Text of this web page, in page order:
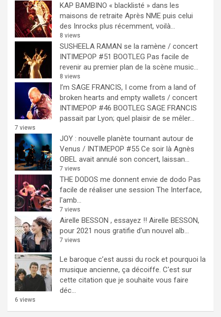
KAP BAMBINO « blacklisté » dans les
maisons de retraite Après NME puis celui
des Inrocks plus récemment, voilà...
8 views
SUSHEELA RAMAN se la ramène / concert
INTIMEPOP #51 BOOTLEG Pas facile de
revenir au premier plan de la scène music...
8 views
I’m SAGE FRANCIS, I come from a land of
broken hearts and empty wallets / concert
INTIMEPOP #46 BOOTLEG SAGE FRANCIS
passait par Lyon; quel plaisir de se mêler...
7 views
JOY : nouvelle planète tournant autour de
Venus / INTIMEPOP #55 Ce soir là Agnès
OBEL avait annulé son concert, laissan...
7 views
THE DODOS me donnent envie de dodo Pas
facile de réaliser une session The Interface,
l'amb...
7 views
Airelle BESSON , essayez !! Airelle BESSON,
pour 2021 nous gratifie d'un nouvel alb...
7 views
Le baroque c’est aussi du rock et pourquoi la
musique ancienne, ça décoiffe. C'est sur
cette citation que je souhaite vous faire
déc...
6 views